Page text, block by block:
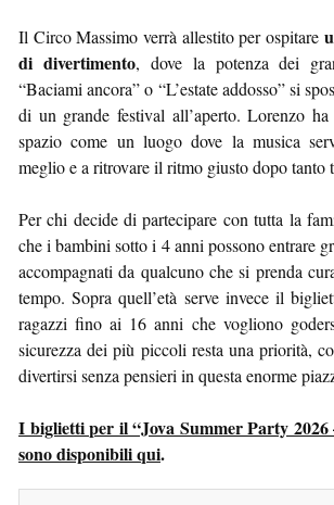
Il Circo Massimo verrà allestito per ospitare
di divertimento, dove la potenza dei
“Baciami ancora” o “L’estate addosso” si
di un grande festival all’aperto. Lorenzo ha
spazio come un luogo dove la musica
meglio e a ritrovare il ritmo giusto dopo tanto
Per chi decide di partecipare con tutta la
che i bambini sotto i 4 anni possono entrare
accompagnati da qualcuno che si prenda
tempo. Sopra quell’età serve invece il
ragazzi fino ai 16 anni che vogliono
sicurezza dei più piccoli resta una priorità,
divertirsi senza pensieri in questa enorme
I biglietti per il “Jova Summer Party
sono disponibili qui.